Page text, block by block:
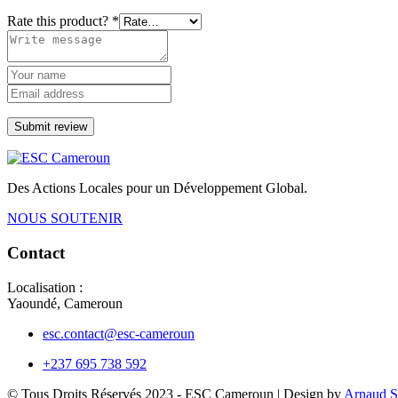
Rate this product? *
Submit review
Des Actions Locales pour un Développement Global.
NOUS SOUTENIR
Contact
Localisation :
Yaoundé, Cameroun
esc.contact@esc-cameroun
+237 695 738 592
© Tous Droits Réservés 2023 - ESC Cameroun | Design by Arnaud